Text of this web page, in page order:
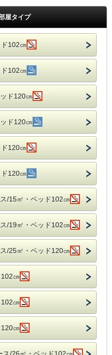
屋タイプ
102㎝
102㎝
ド120㎝
ド120㎝
120㎝
120㎝
/15㎡・ベッド102㎝
/19㎡・ベッド102㎝
/25㎡・ベッド120㎝
㎝
㎝
㎝